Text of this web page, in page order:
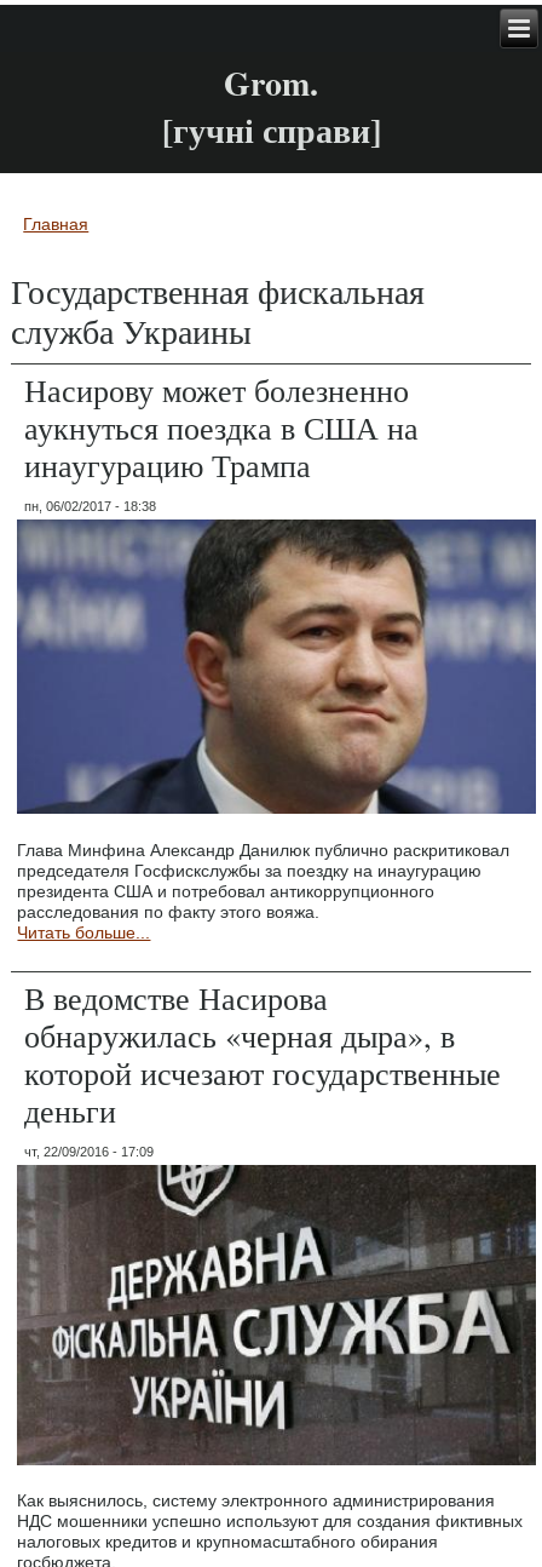
Grom.
[гучні справи]
Вы здесь
Главная
Государственная фискальная
служба Украины
Насирову может болезненно
аукнуться поездка в США на
инаугурацию Трампа
пн, 06/02/2017 - 18:38
Глава Минфина Александр Данилюк публично раскритиковал
председателя Госфискслужбы за поездку на инаугурацию
президента США и потребовал антикоррупционного
расследования по факту этого вояжа.
Читать больше...
В ведомстве Насирова
обнаружилась «черная дыра», в
которой исчезают государственные
деньги
чт, 22/09/2016 - 17:09
Как выяснилось, систему электронного администрирования
НДС мошенники успешно используют для создания фиктивных
налоговых кредитов и крупномасштабного обирания
госбюджета.